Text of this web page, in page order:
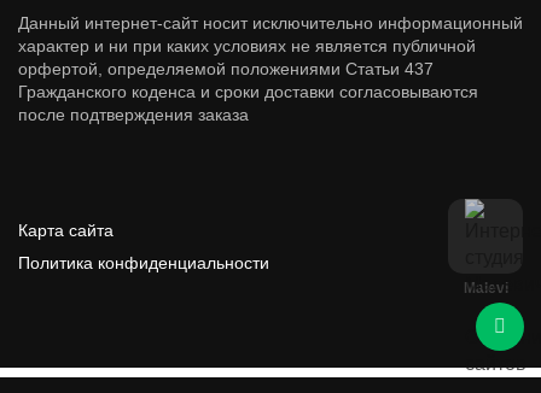
Данный интернет-сайт носит исключительно информационный
характер и ни при каких условиях не является публичной
орфертой, определяемой положениями Статьи 437
Гражданского коденса и сроки доставки согласовываются
после подтверждения заказа
Карта сайта
Политика конфиденциальности
Malevi